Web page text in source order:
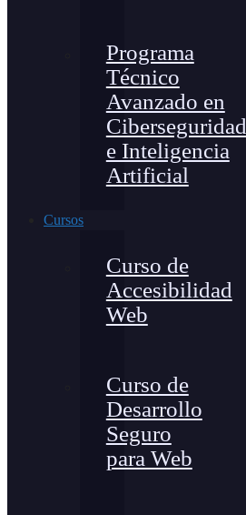
Programa
Técnico
Avanzado en
Ciberseguridad
e Inteligencia
Artificial
Cursos
Curso de
Accesibilidad
Web
Curso de
Desarrollo
Seguro
para Web